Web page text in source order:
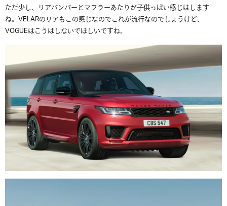
ただ少し、リアバンパーとマフラーあたりが子供っぽい感じはします
ね。VELARのリアもこの感じなのでこれが流行なのでしょうけど、
VOGUEはこうはしないでほしいですね。